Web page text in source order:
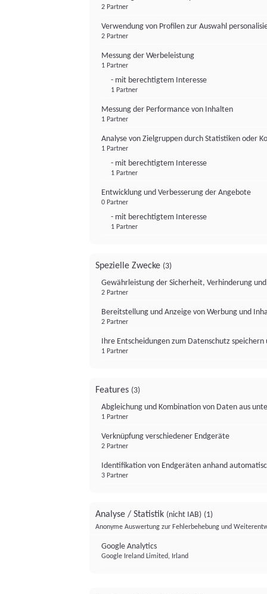
2 Partner
Verwendung von Profilen zur Auswahl
2 Partner
Messung der Werbeleistung
1 Partner
- mit berechtigtem Interesse
1 Partner
Messung der Performance von Inhalten
1 Partner
Analyse von Zielgruppen durch Statistiken oder
1 Partner
- mit berechtigtem Interesse
1 Partner
Entwicklung und Verbesserung der Angebote
0 Partner
- mit berechtigtem Interesse
1 Partner
Spezielle Zwecke (3)
Gewährleistung der Sicherheit, Verhinderung
2 Partner
Bereitstellung und Anzeige von Werbung und
2 Partner
Ihre Entscheidungen zum Datenschutz
1 Partner
Features (3)
Abgleichung und Kombination von Daten aus
1 Partner
Verknüpfung verschiedener Endgeräte
2 Partner
Identifikation von Endgeräten anhand
3 Partner
Analyse / Statistik (nicht IAB) (1)
Anonyme Auswertung zur Fehlerbehebung und
Google Analytics
Google Ireland Limited, Irland